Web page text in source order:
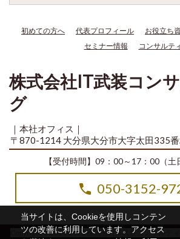
当サイトは、Cookieを使用しコンテン
ツの改善に利用しています。アクセス
初めての方へ 代表プロフィール お役立ち
セミナー情報
コンサルテ
株式会社IT武装コン
グ
｜本社オフィス｜
〒870-1214 大分県大分市大字太田335
【受付時間】09：00～17：00（土
050-3152-
Copyright© 2014-2026 株式会社IT武装コンサルテ